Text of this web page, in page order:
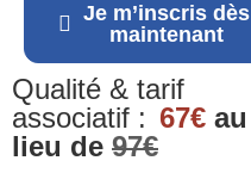
Je m’inscris dès
maintenant
Qualité & tarif
associatif : 67€ au
lieu de 97€